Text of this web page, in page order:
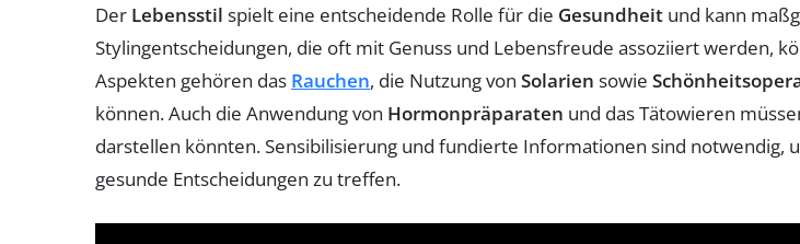
Der Lebensstil spielt eine entscheidende Rolle für die Gesundheit und kann
Stylingentscheidungen, die oft mit Genuss und Lebensfreude assoziiert werden,
Aspekten gehören das Rauchen, die Nutzung von Solarien sowie
können. Auch die Anwendung von Hormonpräparaten und das Tätowieren
darstellen könnten. Sensibilisierung und fundierte Informationen sind notwendig,
gesunde Entscheidungen zu treffen.